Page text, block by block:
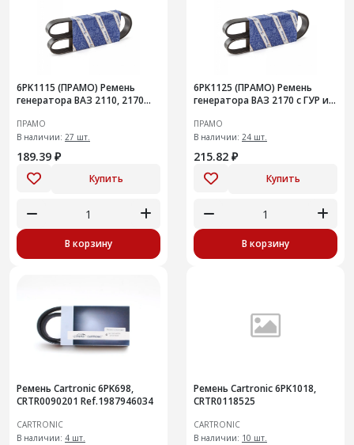
6PK1115 (ПРАМО) Ремень
генератора ВАЗ 2110, 2170
ПРАМО
В наличии: 27 шт.
189.39 ₽
Купить
В корзину
6PK1125 (ПРАМО) Ремень
генератора ВАЗ 2170 с ГУР и
ПРАМО
В наличии: 24 шт.
215.82 ₽
Купить
В корзину
Ремень Cartronic 6PK698,
CRTR0090201 Ref.1987946034
CARTRONIC
В наличии: 4 шт.
Ремень Cartronic 6PK1018,
CRTR0118525
CARTRONIC
В наличии: 10 шт.